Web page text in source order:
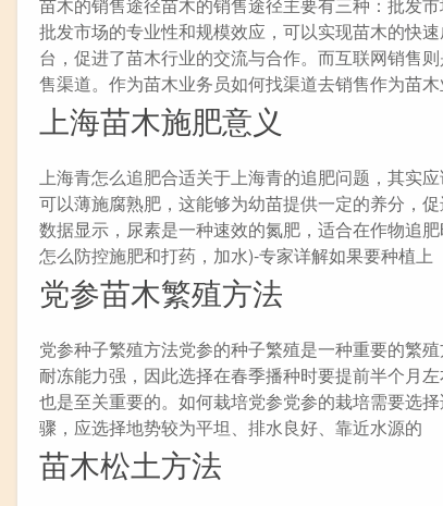
批发市场的专业性和规模效应，可以实现苗木的快
台，促进了苗木行业的交流与合作。而互联网销售
售渠道。作为苗木业务员如何找渠道去销售作为苗
上海苗木施肥意义
上海青怎么追肥合适关于上海青的追肥问题，其实
可以薄施腐熟肥，这能够为幼苗提供一定的养分，
数据显示，尿素是一种速效的氮肥，适合在作物追
怎么防控施肥和打药，加水)-专家详解如果要种植上
党参苗木繁殖方法
党参种子繁殖方法党参的种子繁殖是一种重要的繁
耐冻能力强，因此选择在春季播种时要提前半个月
也是至关重要的。如何栽培党参党参的栽培需要选
骤，应选择地势较为平坦、排水良好、靠近水源的
苗木松土方法